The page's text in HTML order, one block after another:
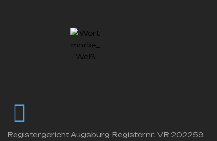
Registergericht Augsburg Registernr.: VR 202259